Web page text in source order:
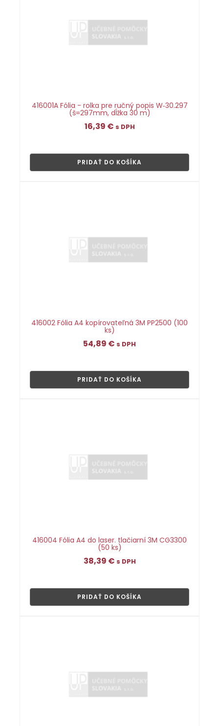
416001A Fólia - rolka pre ručný popis W‑30.297
(š=297mm, dĺžka 30 m)
16,39 € s DPH
PRIDAŤ DO KOŠÍKA
416002 Fólia A4 kopírovateľná 3M PP2500 (100
ks)
54,89 € s DPH
PRIDAŤ DO KOŠÍKA
416004 Fólia A4 do laser. tlačiarní 3M CG3300
(50 ks)
38,39 € s DPH
PRIDAŤ DO KOŠÍKA